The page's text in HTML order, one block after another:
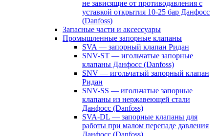
не зависящие от противодавления с
уставкой открытия 10-25 бар Данфосс
(Danfoss)
Запасные части и аксессуары
Промышленные запорные клапаны
SVA — запорный клапан Ридан
SNV-ST — игольчатые запорные
клапаны Данфосс (Danfoss)
SNV — игольчатый запорный клапан
Ридан
SNV-SS — игольчатые запорные
клапаны из нержавеющей стали
Данфосс (Danfoss)
SVA-DL — запорные клапаны для
работы при малом перепаде давления
Данфосс (Danfoss)